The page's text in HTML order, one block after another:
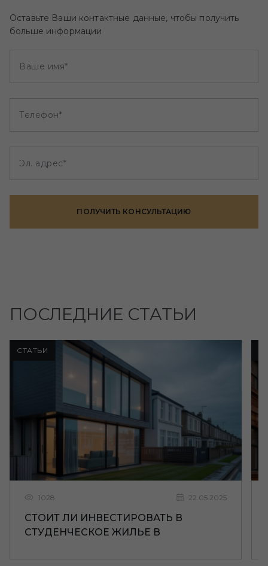
Оставьте Ваши контактные данные, чтобы получить
больше информации
Ваше имя*
Телефон*
Эл. адрес*
ПОЛУЧИТЬ КОНСУЛЬТАЦИЮ
ПОСЛЕДНИЕ СТАТЬИ
СТАТЬИ
1028 22.05.2025
СТОИТ ЛИ ИНВЕСТИРОВАТЬ В
СТУДЕНЧЕСКОЕ ЖИЛЬЕ В